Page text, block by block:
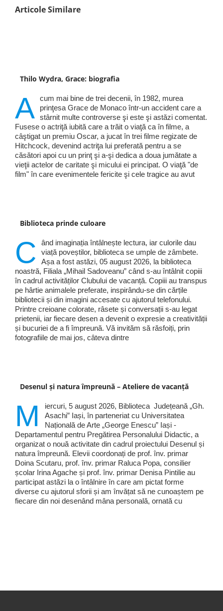
Articole Similare
Thilo Wydra, Grace: biografia
A cum mai bine de trei decenii, în 1982, murea
prinţesa Grace de Monaco într-un accident care a
stârnit multe controverse şi este şi astăzi comentat.
Fusese o actriţă iubită care a trăit o viaţă ca în filme, a
câştigat un premiu Oscar, a jucat în trei filme regizate de
Hitchcock, devenind actriţa lui preferată pentru a se
căsători apoi cu un prinţ şi a-şi dedica a doua jumătate a
vieţii actelor de caritate şi micului ei principat. O viaţă "de
film" în care evenimentele fericite şi cele tragice au avut
Biblioteca prinde culoare
C
ând imaginația întâlnește lectura, iar culorile dau
viață poveștilor, biblioteca se umple de zâmbete.
Așa a fost astăzi, 05 august 2026, la biblioteca
noastră, Filiala „Mihail Sadoveanu” când s-au întâlnit copiii
în cadrul activităților Clubului de vacanță. Copiii au transpus
pe hârtie animalele preferate, inspirându-se din cărțile
bibliotecii și din imagini accesate cu ajutorul telefonului.
Printre creioane colorate, râsete și conversații s-au legat
prietenii, iar fiecare desen a devenit o expresie a creativității
și bucuriei de a fi împreună. Vă invităm să răsfoiți, prin
fotografiile de mai jos, câteva dintre
Desenul și natura împreună – Ateliere de vacanță
M
iercuri, 5 august 2026, Biblioteca Județeană „Gh.
Asachi” Iași, în parteneriat cu Universitatea
Națională de Arte „George Enescu” Iași -
Departamentul pentru Pregătirea Personalului Didactic, a
organizat o nouă activitate din cadrul proiectului Desenul și
natura împreună. Elevii coordonați de prof. înv. primar
Doina Scutaru, prof. înv. primar Raluca Popa, consilier
școlar Irina Agache și prof. înv. primar Denisa Pintilie au
participat astăzi la o întâlnire în care am pictat forme
diverse cu ajutorul sforii și am învățat să ne cunoaștem pe
fiecare din noi desenând mâna personală, ornată cu